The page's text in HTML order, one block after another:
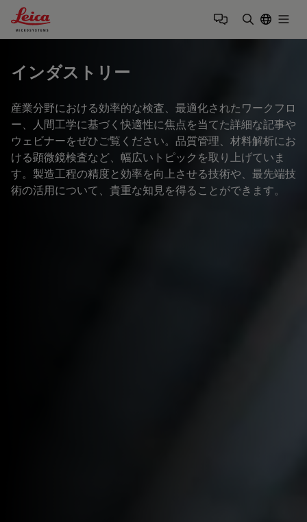
Leica Microsystems Logo
インダストリー
産業分野における効率的な検査、最適化されたワークフロ
ー、人間工学に基づく快適性に焦点を当てた詳細な記事や
ウェビナーをぜひご覧ください。品質管理、材料解析にお
ける顕微鏡検査など、幅広いトピックを取り上げていま
す。製造工程の精度と効率を向上させる技術や、最先端技
術の活用について、貴重な知見を得ることができます。